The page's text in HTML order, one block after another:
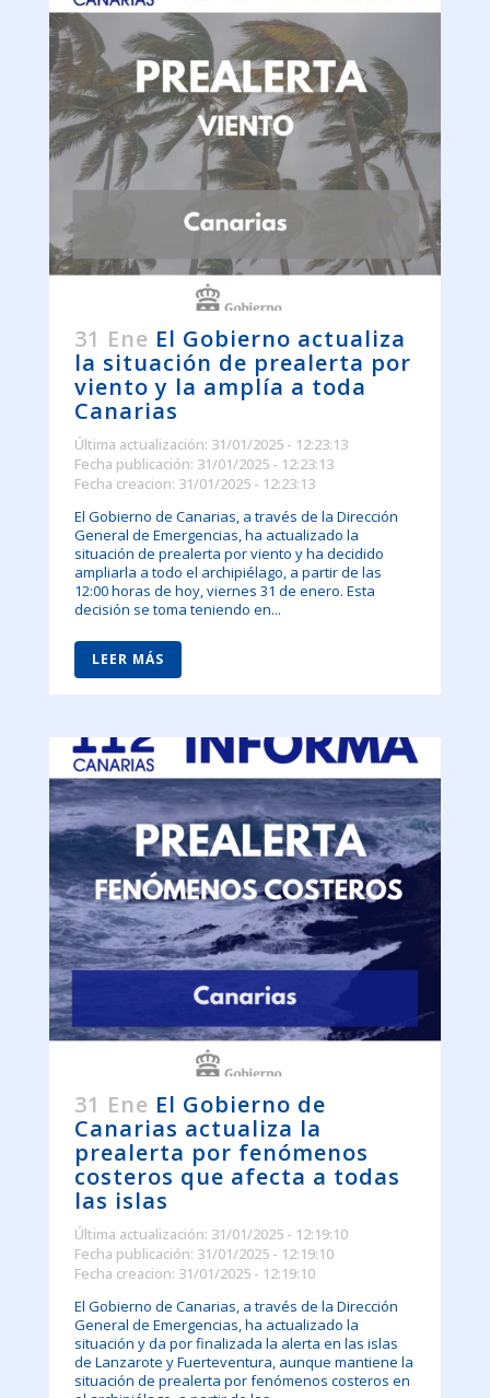
31 Ene El Gobierno actualiza
la situación de prealerta por
viento y la amplía a toda
Canarias
Última actualización: 31/01/2025 - 12:23:13
Fecha publicación: 31/01/2025 - 12:23:13
Fecha creacion: 31/01/2025 - 12:23:13
El Gobierno de Canarias, a través de la Dirección
General de Emergencias, ha actualizado la
situación de prealerta por viento y ha decidido
ampliarla a todo el archipiélago, a partir de las
12:00 horas de hoy, viernes 31 de enero. Esta
decisión se toma teniendo en...
LEER MÁS
31 Ene El Gobierno de
Canarias actualiza la
prealerta por fenómenos
costeros que afecta a todas
las islas
Última actualización: 31/01/2025 - 12:19:10
Fecha publicación: 31/01/2025 - 12:19:10
Fecha creacion: 31/01/2025 - 12:19:10
El Gobierno de Canarias, a través de la Dirección
General de Emergencias, ha actualizado la
situación y da por finalizada la alerta en las islas
de Lanzarote y Fuerteventura, aunque mantiene la
situación de prealerta por fenómenos costeros en